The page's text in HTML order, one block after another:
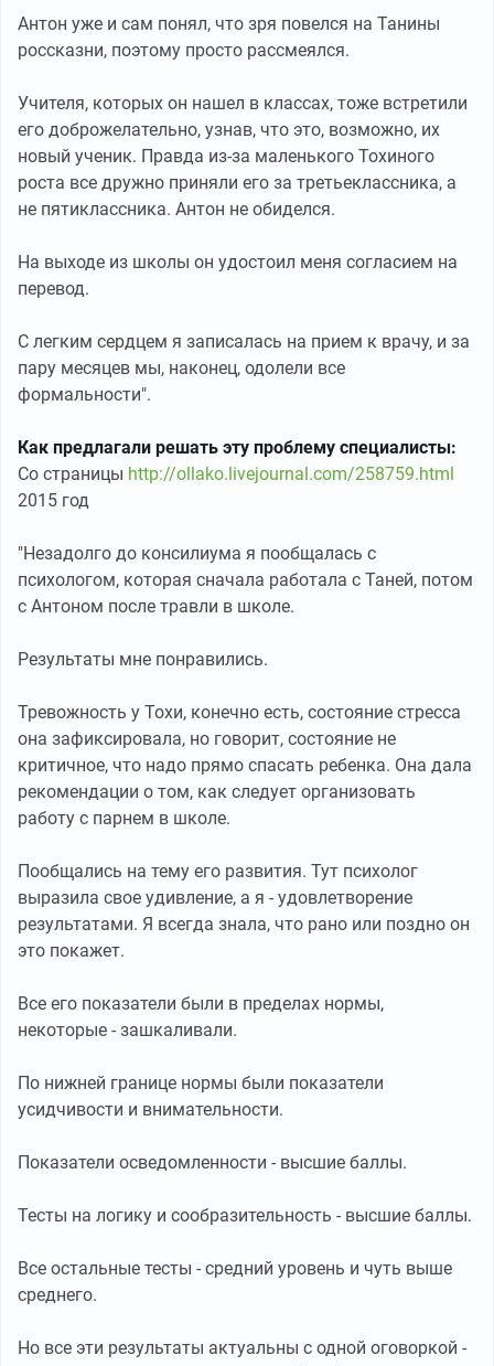
Антон уже и сам понял, что зря повелся на Танины
россказни, поэтому просто рассмеялся.
Учителя, которых он нашел в классах, тоже встретили
его доброжелательно, узнав, что это, возможно, их
новый ученик. Правда из-за маленького Тохиного
роста все дружно приняли его за третьеклассника, а
не пятиклассника. Антон не обиделся.
На выходе из школы он удостоил меня согласием на
перевод.
С легким сердцем я записалась на прием к врачу, и за
пару месяцев мы, наконец, одолели все
формальности".
Как предлагали решать эту проблему специалисты:
Со страницы http://ollako.livejournal.com/258759.html
2015 год
"Незадолго до консилиума я пообщалась с
психологом, которая сначала работала с Таней, потом
с Антоном после травли в школе.
Результаты мне понравились.
Тревожность у Тохи, конечно есть, состояние стресса
она зафиксировала, но говорит, состояние не
критичное, что надо прямо спасать ребенка. Она дала
рекомендации о том, как следует организовать
работу с парнем в школе.
Пообщались на тему его развития. Тут психолог
выразила свое удивление, а я - удовлетворение
результатами. Я всегда знала, что рано или поздно он
это покажет.
Все его показатели были в пределах нормы,
некоторые - зашкаливали.
По нижней границе нормы были показатели
усидчивости и внимательности.
Показатели осведомленности - высшие баллы.
Тесты на логику и сообразительность - высшие баллы.
Все остальные тесты - средний уровень и чуть выше
среднего.
Но все эти результаты актуальны с одной оговоркой -